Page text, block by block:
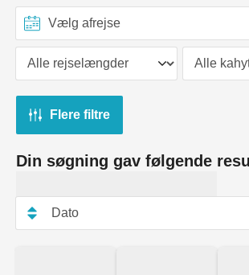
Flere filtre
Din søgning gav følgende